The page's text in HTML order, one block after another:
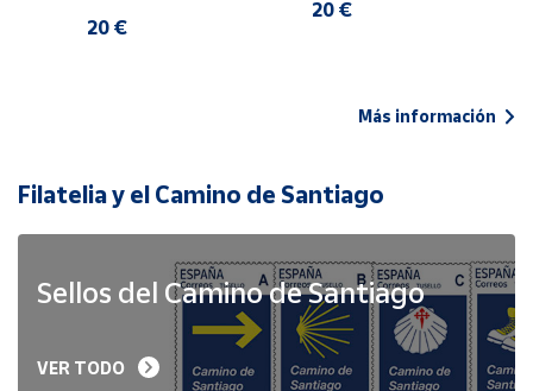
20 €
20 €
Más información
Filatelia y el Camino de Santiago
Sellos del Camino de Santiago
VER TODO